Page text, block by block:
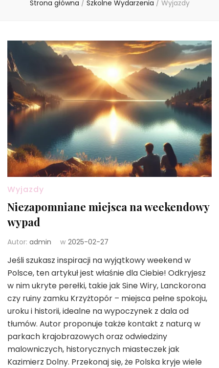
Strona główna / Szkolne Wydarzenia / Wyjazdy
Wyjazdy
Niezapomniane miejsca na weekendowy
wypad
Autor: admin w 2025-02-27
Jeśli szukasz inspiracji na wyjątkowy weekend w
Polsce, ten artykuł jest właśnie dla Ciebie! Odkryjesz
w nim ukryte perełki, takie jak Sine Wiry, Lanckorona
czy ruiny zamku Krzyżtopór – miejsca pełne spokoju,
uroku i historii, idealne na wypoczynek z dala od
tłumów. Autor proponuje także kontakt z naturą w
parkach krajobrazowych oraz odwiedziny
malowniczych, historycznych miasteczek jak
Kazimierz Dolny. Przekonaj się, że Polska kryje wiele